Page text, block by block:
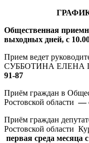
Общественная
выходных дней, с
Прием ведет
СУББОТИНА ЕЛЕНА
91-87
Приём граждан в
Ростовской области —
Приём граждан
Ростовской области
первая среда месяца